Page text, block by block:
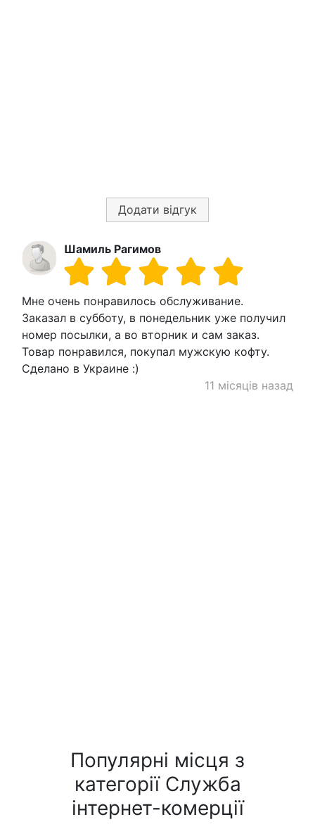
Додати відгук
Шамиль Рагимов
Мне очень понравилось обслуживание.
Заказал в субботу, в понедельник уже получил
номер посылки, а во вторник и сам заказ.
Товар понравился, покупал мужскую кофту.
Сделано в Украине :)
11 місяців назад
Популярні місця з
категорії Служба
інтернет-комерції